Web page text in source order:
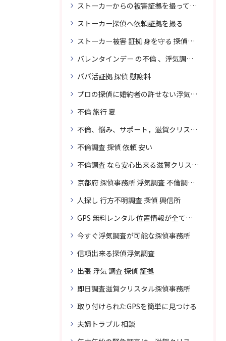
ストーカーからの被害証拠を撮って貴女を護ります
ストーカー探偵へ依頼証拠を撮る
ストーカー被害 証拠 身を守る 探偵に頼む
バレンタインデー の不倫 、浮気調査に強い探偵
パパ活証拠 探偵 慰謝料
プロの探偵に婚約者の許せない浮気、無料相談で解決
不倫 旅行 夏
不倫、悩み、サポート，滋賀クリスタル探偵
不倫調査 探偵 依頼 安い
不倫調査 なら安心出来る滋賀クリスタル探偵事務所へご依頼
京都府 探偵事務所 浮気調査 不倫調査 専門 無料相談
人探し 行方不明調査 探偵 興信所
GPS 無料レンタル 位置情報が全てわかります
今すぐ浮気調査が可能な探偵事務所
信頼出来る探偵浮気調査
出張 浮気 調査 探偵 証拠
即日調査滋賀クリスタル探偵事務所
取り付けられたGPSを簡単に見つける
夫婦トラブル 相談